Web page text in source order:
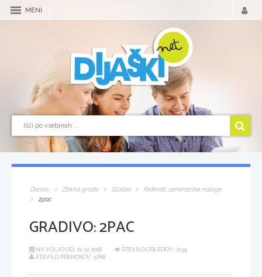
MENI
Domov Zbirka gradiv Glasba
Referati, seminarske naloge
2pac
GRADIVO:2PAC
NA VOLJO OD: 21.12.2018
ŠTEVILO OGLEDOV: 2135
ŠTEVILO PRENOSOV: 5768